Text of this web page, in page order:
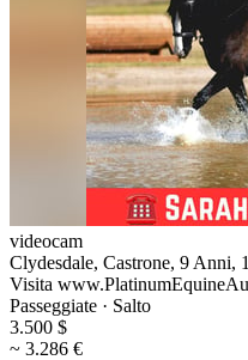
videocam
Clydesdale, Castrone, 9 Anni,
Visita
Passeggiate · Salto
3.500 $
~ 3.286 €